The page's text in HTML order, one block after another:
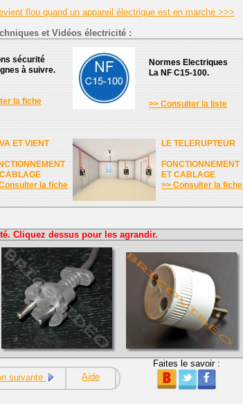
flou quand un appareil électrique est en marche >>>
et Vidéos électricité :
sécurité
à suivre.
la fiche
Normes Electriques
La NF C15-100.
>> Consulter la liste
ET VIENT
la fiche
LE TELERUPTEUR
FONCTIONNEMENT
ET CABLAGE
>> Consulter la fiche
Cliquez dessus pour les agrandir.
suivante Aide
Faites le savoir :